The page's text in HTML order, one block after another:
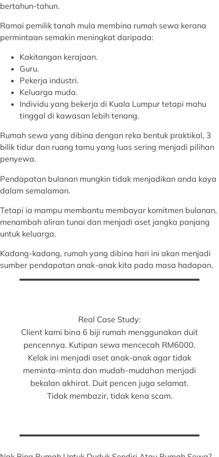
bertahun-tahun.
Ramai pemilik tanah mula membina rumah sewa kerana
permintaan semakin meningkat daripada:
Kakitangan kerajaan.
Guru.
Pekerja industri.
Keluarga muda.
Individu yang bekerja di Kuala Lumpur tetapi mahu
tinggal di kawasan lebih tenang.
Rumah sewa yang dibina dengan reka bentuk praktikal, 3
bilik tidur dan ruang tamu yang luas sering menjadi pilihan
penyewa.
Pendapatan bulanan mungkin tidak menjadikan anda kaya
dalam semalaman.
Tetapi ia mampu membantu membayar komitmen bulanan,
menambah aliran tunai dan menjadi aset jangka panjang
untuk keluarga.
Kadang-kadang, rumah yang dibina hari ini akan menjadi
sumber pendapatan anak-anak kita pada masa hadapan.
Real Case Study:
Client kami bina 6 biji rumah menggunakan duit
pencennya. Kutipan sewa mencecah RM6000.
Kelak ini menjadi aset anak-anak agar tidak
meminta-minta dan mudah-mudahan menjadi
bekalan akhirat. Duit pencen juga selamat.
Tidak membazir, tidak kena scam.